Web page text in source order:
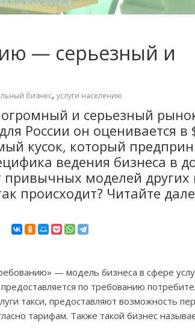
— серьезный и
бизнес, услуги населению
и серьезный
России он оценивается в
кусок, который
ведения бизнеса в
привычных моделей
происходит? Читайте
— модель бизнеса в сфере
по требованию
такси, предоставляют возможность
тарифам. Также такой бизнес